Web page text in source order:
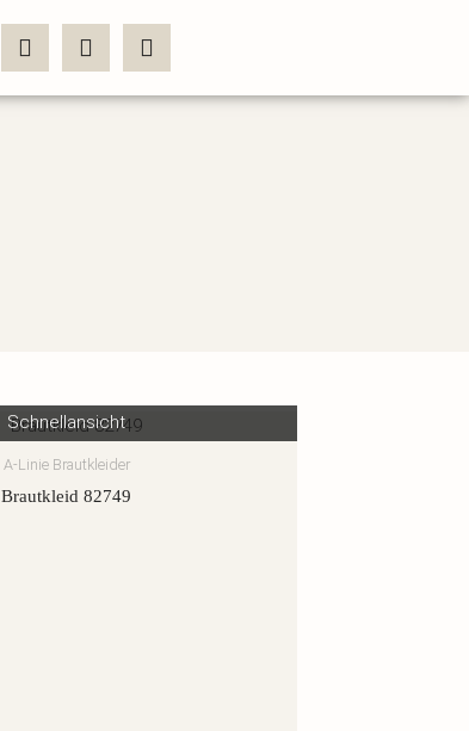
Schnellansicht
A-Linie Brautkleider
Brautkleid 82749